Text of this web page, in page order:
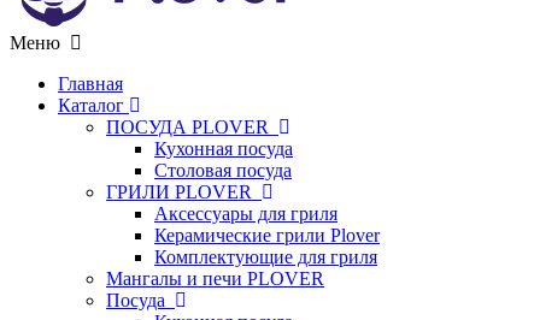
Меню
Главная
Каталог
ПОСУДА PLOVER
Кухонная посуда
Столовая посуда
ГРИЛИ PLOVER
Аксессуары для гриля
Керамические грили Plover
Комплектующие для гриля
Мангалы и печи PLOVER
Посуда